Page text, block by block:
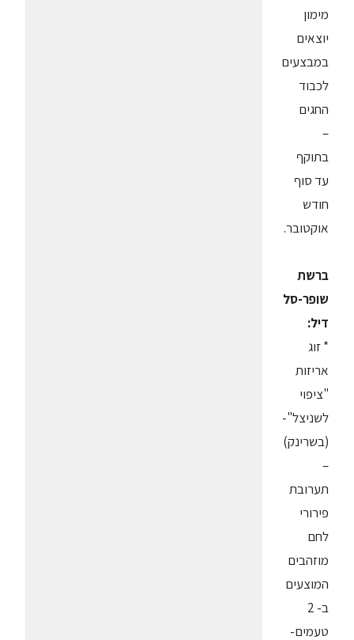
מימון
יוצאים
במבצעים
לכבוד
החגים
–
בתוקף
עד סוף
חודש
אוקטובר.
ברשת
שופר-סל
דיל:
* זוג
אריזות
"ציפוי
לשניצל"-
(בשרינק)
–
תערובת
פירורי
לחם
מוזהבים
המוצעים
ב- 2
טעמים-